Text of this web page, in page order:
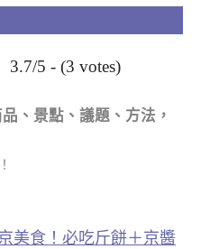
3.7/5 - (3 votes)
、景點、議題、方法，
美食！必吃斤餅＋京醬